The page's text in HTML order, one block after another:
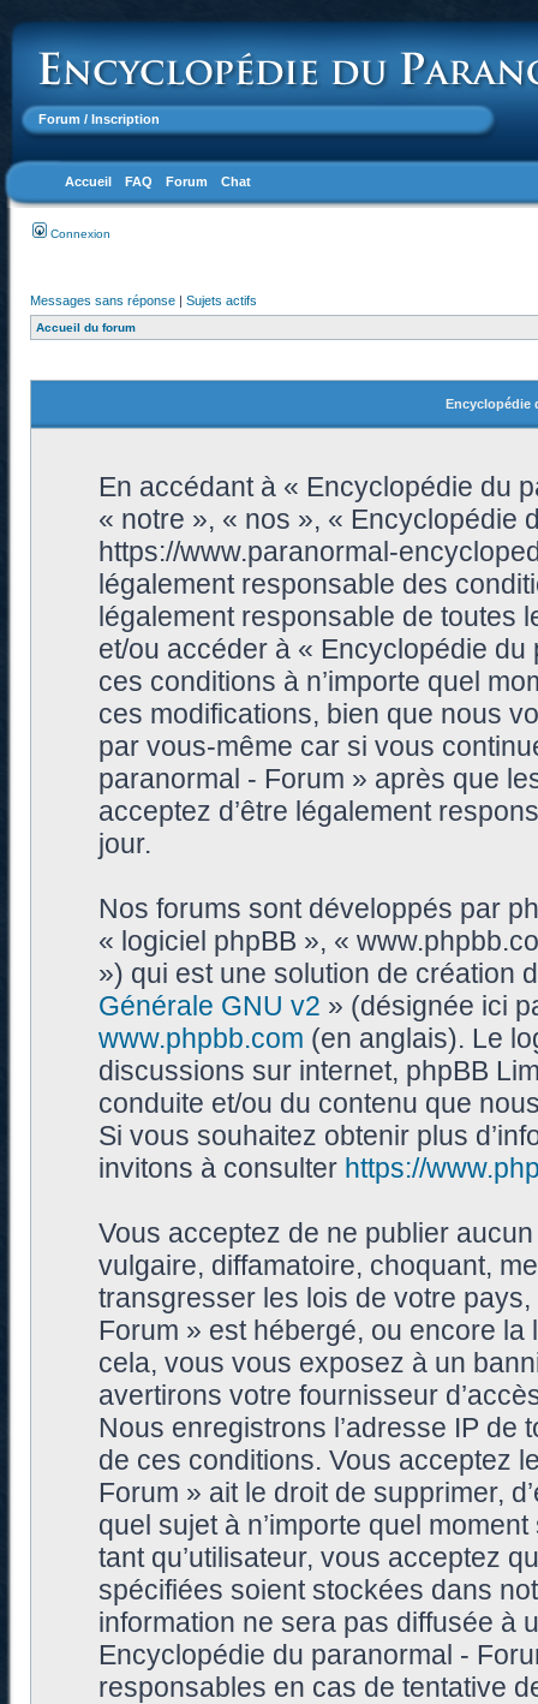
Forum / Inscription
Accueil FAQ Forum Chat
Connexion
Messages sans réponse | Sujets actifs
Accueil du forum
Encyclopédie
En accédant à « Encyclopédie du
« notre », « nos », « Encyclopédie
https://www.paranormal-
légalement responsable des
légalement responsable de toutes
et/ou accéder à « Encyclopédie
ces conditions à n’importe quel
ces modifications, bien que nous
par vous-même car si vous
paranormal - Forum » après que
acceptez d’être légalement
jour.
Nos forums sont développés par
« logiciel phpBB », «
») qui est une solution de création
Générale GNU v2 » (désignée ici
www.phpbb.com (en anglais). Le
discussions sur internet, phpBB
conduite et/ou du contenu que
Si vous souhaitez obtenir plus
invitons à consulter https://
Vous acceptez de ne publier
vulgaire, diffamatoire, choquant,
transgresser les lois de votre
Forum » est hébergé, ou encore
cela, vous vous exposez à un
avertirons votre fournisseur
Nous enregistrons l’adresse IP de
de ces conditions. Vous acceptez
Forum » ait le droit de supprimer,
quel sujet à n’importe quel
tant qu’utilisateur, vous acceptez
spécifiées soient stockées dans
information ne sera pas diffusée à
Encyclopédie du paranormal -
responsables en cas de tentative